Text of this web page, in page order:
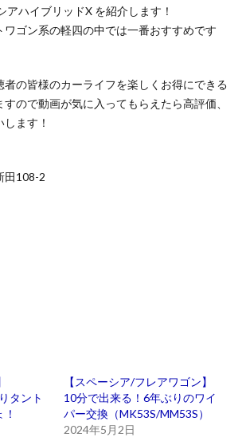
アハイブリッドX を紹介します！
ワゴン系の軽四の中では一番おすすめです
の皆様のカーライフを楽しくお得にできる
ので動画が気に入ってもらえたら高評価、
ます！
田108-2
タント
【スペーシア/フレアワゴン】
10分で出来る！6年ぶりのワイ
パー交換（MK53S/MM53S）
2024年5月2日